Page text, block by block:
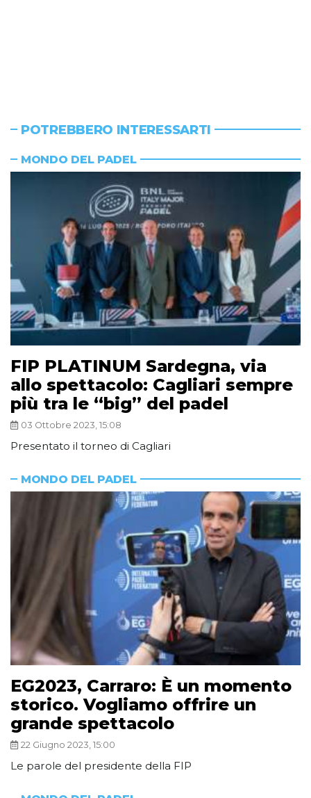
POTREBBERO INTERESSARTI
MONDO DEL PADEL
FIP PLATINUM Sardegna, via
allo spettacolo: Cagliari sempre
più tra le “big” del padel
03 Ottobre 2023, 15:08
Presentato il torneo di Cagliari
MONDO DEL PADEL
EG2023, Carraro: È un momento
storico. Vogliamo offrire un
grande spettacolo
22 Giugno 2023, 15:00
Le parole del presidente della FIP